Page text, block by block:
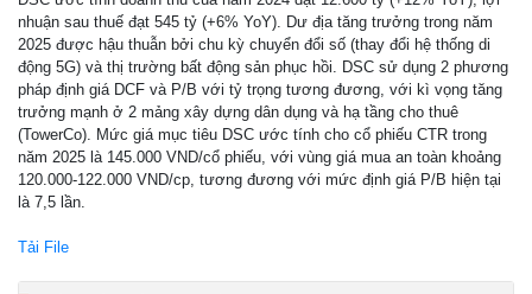
nhuận sau thuế đạt 545 tỷ (+6% YoY). Dư địa tăng trưởng trong năm
2025 được hậu thuẫn bởi chu kỳ chuyển đổi số (thay đổi hệ thống di
động 5G) và thị trường bất động sản phục hồi. DSC sử dụng 2 phương
pháp định giá DCF và P/B với tỷ trọng tương đương, với kì vọng tăng
trưởng mạnh ở 2 mảng xây dựng dân dụng và hạ tầng cho thuê
(TowerCo). Mức giá mục tiêu DSC ước tính cho cổ phiếu CTR trong
năm 2025 là 145.000 VND/cổ phiếu, với vùng giá mua an toàn khoảng
120.000-122.000 VND/cp, tương đương với mức định giá P/B hiện tại
là 7,5 lần.
Tải File